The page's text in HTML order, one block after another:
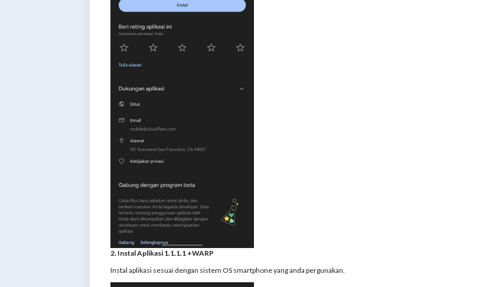
2. Instal Aplikasi 1.1.1.1 +WARP
Instal aplikasi sesuai dengan sistem OS smartphone yang anda pergunakan.